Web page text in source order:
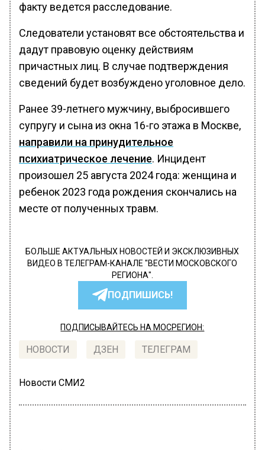
факту ведется расследование.
Следователи установят все обстоятельства и
дадут правовую оценку действиям
причастных лиц. В случае подтверждения
сведений будет возбуждено уголовное дело.
Ранее 39-летнего мужчину, выбросившего
супругу и сына из окна 16-го этажа в Москве,
направили на принудительное
психиатрическое лечение. Инцидент
произошел 25 августа 2024 года: женщина и
ребенок 2023 года рождения скончались на
месте от полученных травм.
БОЛЬШЕ АКТУАЛЬНЫХ НОВОСТЕЙ И ЭКСКЛЮЗИВНЫХ
ВИДЕО В ТЕЛЕГРАМ-КАНАЛЕ "ВЕСТИ МОСКОВСКОГО
РЕГИОНА".
ПОДПИШИСЬ!
ПОДПИСЫВАЙТЕСЬ НА МОСРЕГИОН:
НОВОСТИ ДЗЕН ТЕЛЕГРАМ
Новости СМИ2